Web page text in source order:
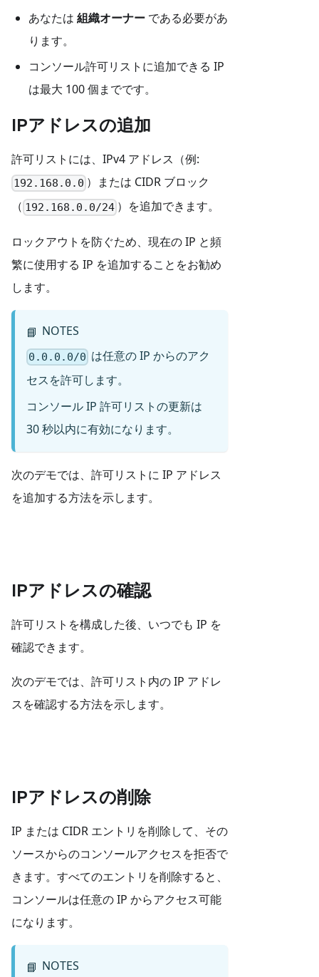
あなたは 組織オーナー である必要があ
ります。
コンソール許可リストに追加できる IP
は最大 100 個までです。
IPアドレスの追加
許可リストには、IPv4 アドレス（例:
192.168.0.0 ）または CIDR ブロック
（ 192.168.0.0/24 ）を追加できます。
ロックアウトを防ぐため、現在の IP と頻
繁に使用する IP を追加することをお勧め
します。
📘 NOTES
0.0.0.0/0 は任意の IP からのアク
セスを許可します。
コンソール IP 許可リストの更新は
30 秒以内に有効になります。
次のデモでは、許可リストに IP アドレス
を追加する方法を示します。
IPアドレスの確認
許可リストを構成した後、いつでも IP を
確認できます。
次のデモでは、許可リスト内の IP アドレ
スを確認する方法を示します。
IPアドレスの削除
IP または CIDR エントリを削除して、その
ソースからのコンソールアクセスを拒否で
きます。すべてのエントリを削除すると、
コンソールは任意の IP からアクセス可能
になります。
📘 NOTES